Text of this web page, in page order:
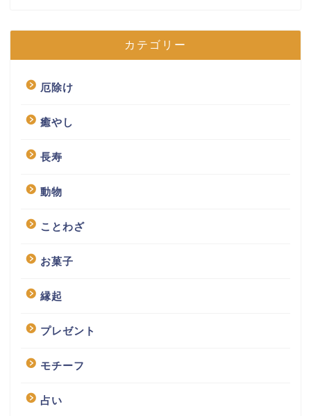
カテゴリー
厄除け
癒やし
長寿
動物
ことわざ
お菓子
縁起
プレゼント
モチーフ
占い